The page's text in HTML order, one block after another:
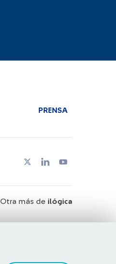
PRENSA
Otra más de ilógica